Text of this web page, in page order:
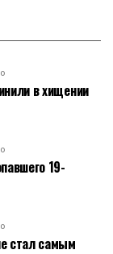
в хищении
19-
стал самым